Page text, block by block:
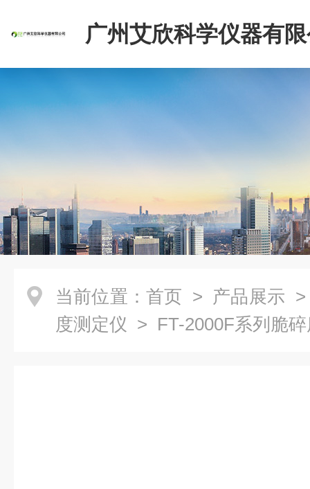
广州艾欣科学仪器有
当前位置： 首页 > 产品展示
度测定仪 > FT-2000F系列脆